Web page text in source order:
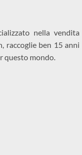
nella vendita
raccoglie ben 15 anni
questo mondo.